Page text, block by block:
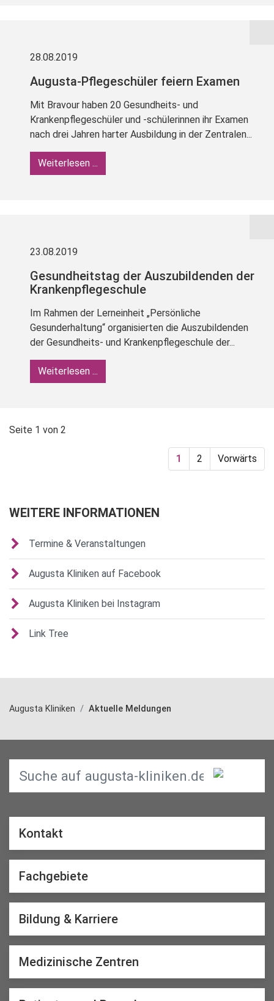
28.08.2019
Augusta-Pflegeschüler feiern Examen
Mit Bravour haben 20 Gesundheits- und
Krankenpflegeschüler und -schülerinnen ihr Examen
nach drei Jahren harter Ausbildung in der Zentralen...
Weiterlesen ...
23.08.2019
Gesundheitstag der Auszubildenden der
Krankenpflegeschule
Im Rahmen der Lerneinheit „Persönliche
Gesunderhaltung“ organisierten die Auszubildenden
der Gesundheits- und Krankenpflegeschule der...
Weiterlesen ...
Seite 1 von 2
1 2 Vorwärts
WEITERE INFORMATIONEN
Termine & Veranstaltungen
Augusta Kliniken auf Facebook
Augusta Kliniken bei Instagram
Link Tree
Augusta Kliniken Aktuelle Meldungen
Kontakt
Fachgebiete
Bildung & Karriere
Medizinische Zentren